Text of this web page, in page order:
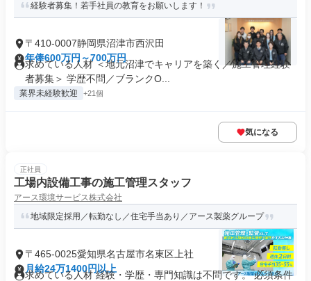
経験者募集！若手社員の教育をお願いします！
〒410-0007静岡県沼津市西沢田
年俸600万円～700万円
求めている人材 ＜地元沼津でキャリアを築く／施工管理経験
者募集＞ 学歴不問／ブランクO...
業界未経験歓迎 +21個
気になる
正社員
工場内設備工事の施工管理スタッフ
アース環境サービス株式会社
地域限定採用／転勤なし／住宅手当あり／アース製薬グループ
〒465-0025愛知県名古屋市名東区上社
月給24万1400円以上
求めている人材 経験・学歴・専門知識は不問です。 必須条件